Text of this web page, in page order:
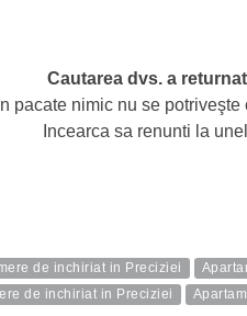
Cautarea dvs. a
pacate nimic nu se potriveşte
Incearca sa renunti la
de inchiriat in Preciziei
de inchiriat in Preciziei